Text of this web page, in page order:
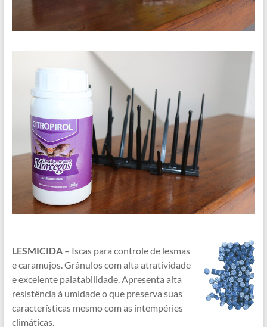
LESMICIDA– Iscas para controle de lesmas
e caramujos. Grânulos com alta atratividade
e excelente palatabilidade. Apresenta alta
resistência à umidade o que preserva suas
características mesmo com as intempéries
climáticas.